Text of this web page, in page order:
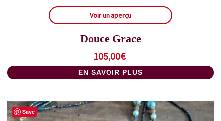
Voir un aperçu
Douce Grace
105,00€
EN SAVOIR PLUS
Save